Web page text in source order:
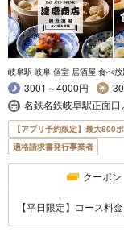
岐阜駅 岐阜 個室 居酒屋 食べ
3001～4000円
名鉄名鉄岐阜駅正面
【アプリ予約限定】最大800
適格請求書発行事業者
クーポン
【平日限定】コース料